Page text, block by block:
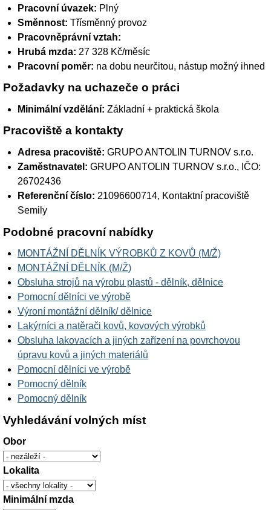
Pracovní úvazek: Plný
Směnnost: Třísměnný provoz
Pracovněprávní vztah:
Hrubá mzda: 27 328 Kč/měsíc
Pracovní poměr: na dobu neurčitou, nástup možný ihned
Požadavky na uchazeče o práci
Minimální vzdělání: Základní + praktická škola
Pracoviště a kontakty
Adresa pracoviště: GRUPO ANTOLIN TURNOV s.r.o.
Zaměstnavatel: GRUPO ANTOLIN TURNOV s.r.o., IČO:
26702436
Referenční číslo: 21096600714, Kontaktní pracoviště
Semily
Podobné pracovní nabídky
MONTÁŽNÍ DĚLNÍK VÝROBKŮ Z KOVŮ (M/Ž)
MONTÁŽNÍ DĚLNÍK (M/Ž)
Obsluha strojů na výrobu plastů - dělník, dělnice
Pomocní dělníci ve výrobě
Výroní montážní dělník/ dělnice
Lakýrníci a natěrači kovů, kovových výrobků
Obsluha lakovacích a jiných zařízení na povrchovou
úpravu kovů a jiných materiálů
Pomocní dělníci ve výrobě
Pomocný dělník
Pomocný dělník
Vyhledávání volných míst
Obor
Lokalita
Minimální mzda